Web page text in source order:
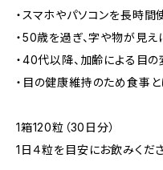
・スマホやパソコンを長時間
・50歳を過ぎ、字や物が見え
・40代以降、加齢による目
・目の健康維持のため食事
1箱120粒（30日分）
1日４粒を目安にお飲みくださ